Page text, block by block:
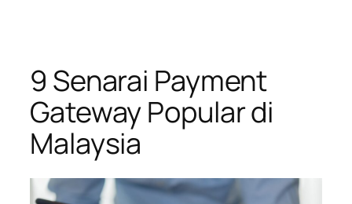
9 Senarai Payment
Gateway Popular di
Malaysia